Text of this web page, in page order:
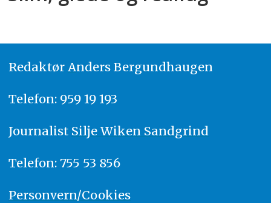
Redaktør Anders Bergundhaugen
Telefon: 959 19 193
Journalist Silje Wiken Sandgrind
Telefon: 755 53 856
Personvern/Cookies